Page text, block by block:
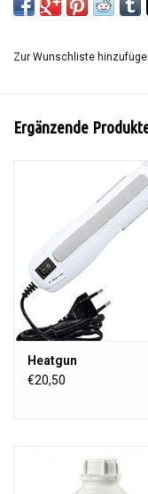
3D-Objekten. Ideal zum
Abmessung: 70 x 50 cm.
Zur Wunschliste
Ergänzende
Heatgun
€20,50